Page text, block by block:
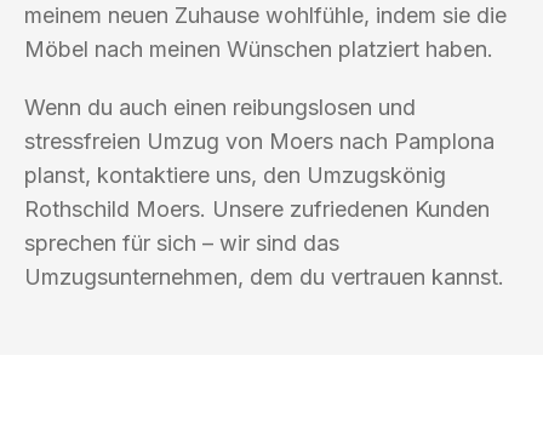
meinem neuen Zuhause wohlfühle, indem sie die
Möbel nach meinen Wünschen platziert haben.
Wenn du auch einen reibungslosen und
stressfreien Umzug von Moers nach Pamplona
planst, kontaktiere uns, den Umzugskönig
Rothschild Moers. Unsere zufriedenen Kunden
sprechen für sich – wir sind das
Umzugsunternehmen, dem du vertrauen kannst.